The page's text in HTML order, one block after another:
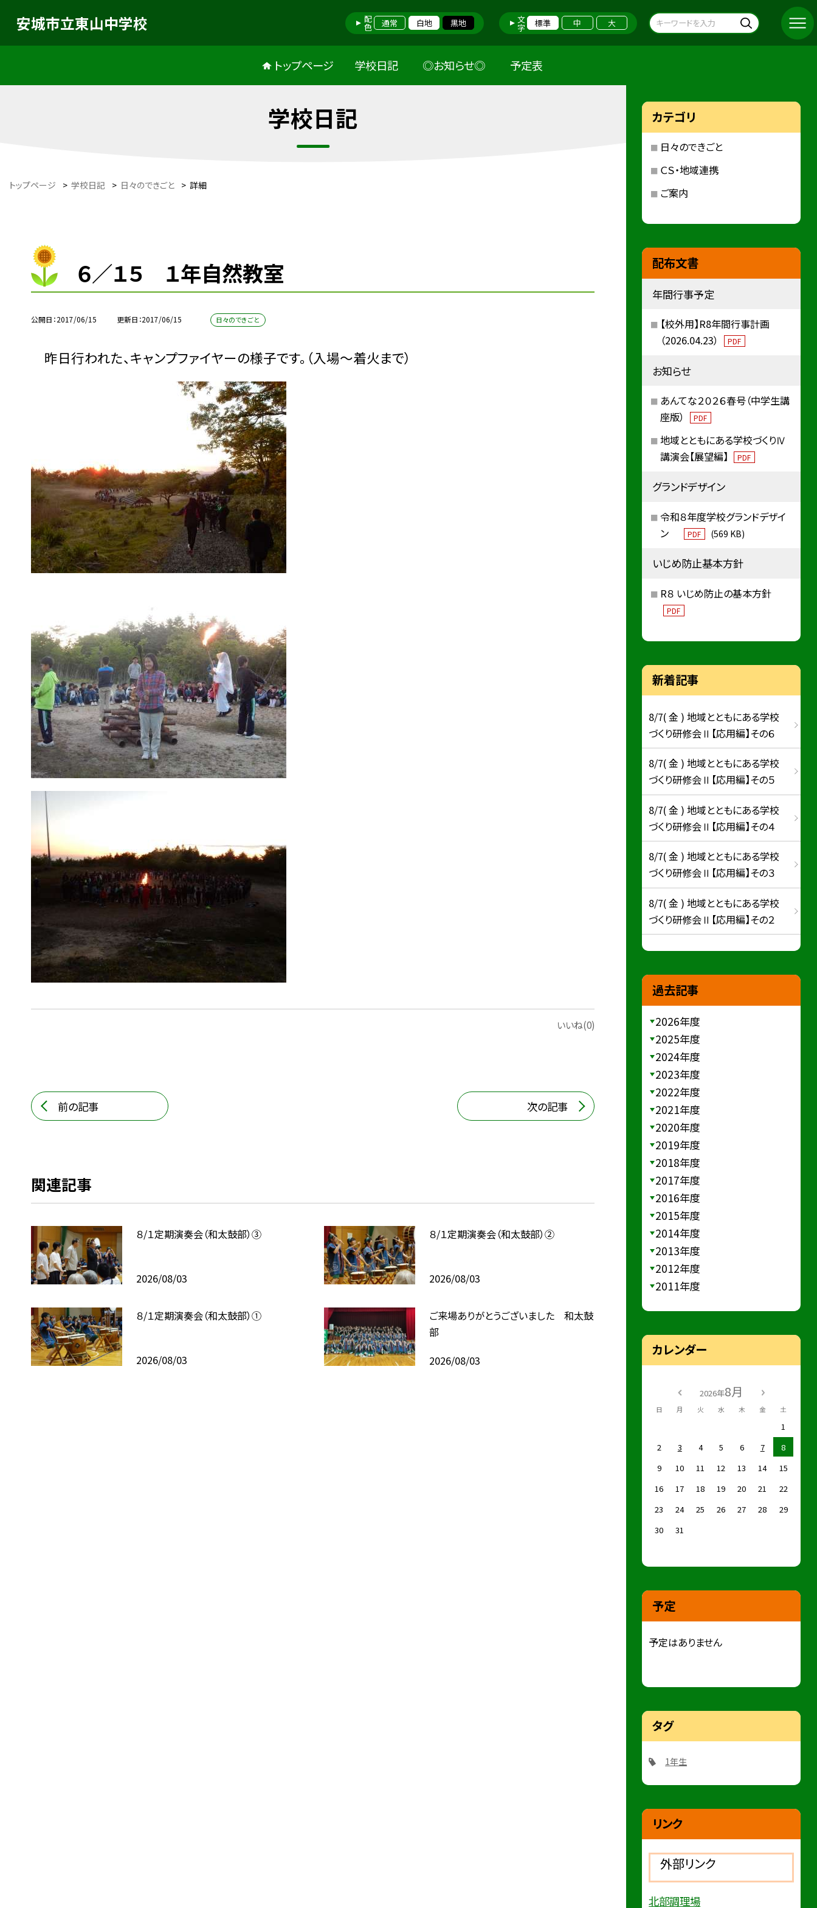
安城市立東山中学校 配色 通常 白地 黒地 文字 標準 中 大
トップページ 学校日記 ◎お知らせ◎ 予定表
学校日記
トップページ > 学校日記 > 日々のできごと > 詳細
６／１５ １年自然教室
公開日 2017/06/15 更新日 2017/06/15 日々のできごと
昨日行われた、キャンプファイヤーの様子です。（入場〜着火まで）
いいね(0)
前の記事 次の記事
関連記事
８/１定期演奏会（和太鼓部）③
2026/08/03
８/１定期演奏会（和太鼓部）②
2026/08/03
８/１定期演奏会（和太鼓部）①
2026/08/03
ご来場ありがとうございました 和太鼓
部
2026/08/03
カテゴリ
日々のできごと
ＣＳ・地域連携
ご案内
配布文書
年間行事予定
【校外用】R8年間行事計画
（2026.04.23）
PDF
お知らせ
あんてな２０２６春号（中学生講
座版）
PDF
地域とともにある学校づくりⅣ
講演会【展望編】
PDF
グランドデザイン
令和８年度学校グランドデザイ
ン
PDF (569 KB)
いじめ防止基本方針
R８ いじめ防止の基本方針
PDF
新着記事
8/7( 金 ) 地域とともにある学校
づくり研修会Ⅱ【応用編】その６
8/7( 金 ) 地域とともにある学校
づくり研修会Ⅱ【応用編】その５
8/7( 金 ) 地域とともにある学校
づくり研修会Ⅱ【応用編】その４
8/7( 金 ) 地域とともにある学校
づくり研修会Ⅱ【応用編】その３
8/7( 金 ) 地域とともにある学校
づくり研修会Ⅱ【応用編】その２
過去記事
2026年度
2025年度
2024年度
2023年度
2022年度
2021年度
2020年度
2019年度
2018年度
2017年度
2016年度
2015年度
2014年度
2013年度
2012年度
2011年度
カレンダー
2026年8月
日 月 火 水 木 金 土
1
2
3 4 5 6 7
8
9
10 11 12 13 14
15
16
17 18 19 20 21
22
23
24 25 26 27 28
29
30
31
予定
予定はありません
タグ
1年生
リンク
外部リンク
北部調理場